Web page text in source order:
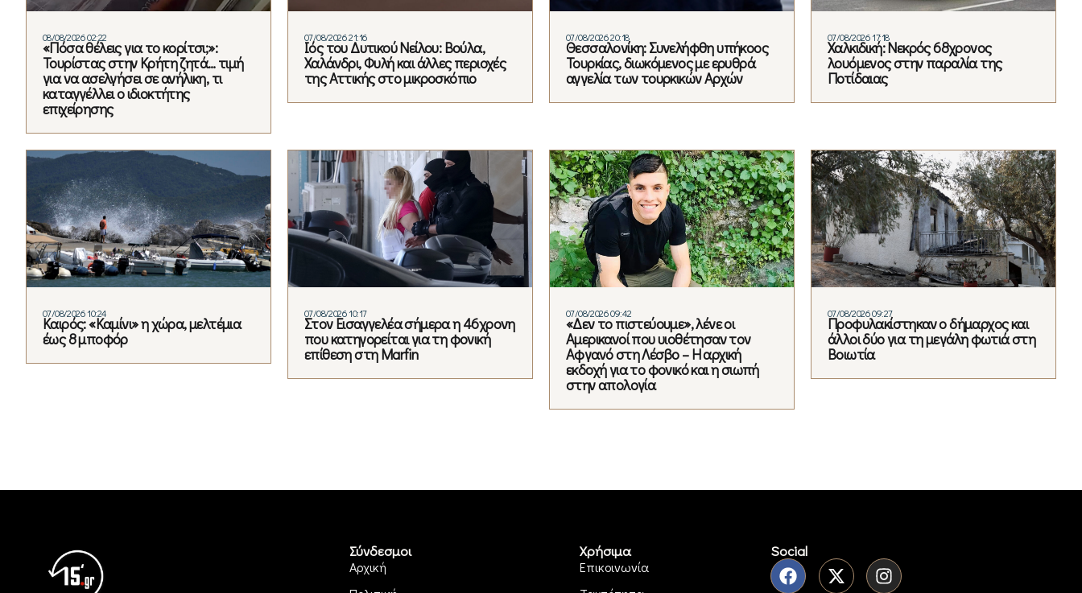
08/08/2026 02:22
«Πόσα θέλεις για το κορίτσι;»:
Τουρίστας στην Κρήτη ζητά… τιμή
για να ασελγήσει σε ανήλικη, τι
καταγγέλλει ο ιδιοκτήτης
επιχείρησης
07/08/2026 21:16
Ιός του Δυτικού Νείλου: Βούλα,
Χαλάνδρι, Φυλή και άλλες περιοχές
της Αττικής στο μικροσκόπιο
07/08/2026 20:18
Θεσσαλονίκη: Συνελήφθη υπήκοος
Τουρκίας, διωκόμενος με ερυθρά
αγγελία των τουρκικών Αρχών
07/08/2026 17:18
Χαλκιδική: Νεκρός 68χρονος
λουόμενος στην παραλία της
Ποτίδαιας
07/08/2026 10:24
Καιρός: «Καμίνι» η χώρα, μελτέμια
έως 8 μποφόρ
07/08/2026 10:17
Στον Εισαγγελέα σήμερα η 46χρονη
που κατηγορείται για τη φονική
επίθεση στη Marfin
07/08/2026 09:42
«Δεν το πιστεύουμε», λένε οι
Αμερικανοί που υιοθέτησαν τον
Αφγανό στη Λέσβο – Η αρχική
εκδοχή για το φονικό και η σιωπή
στην απολογία
07/08/2026 09:27
Προφυλακίστηκαν ο δήμαρχος και
άλλοι δύο για τη μεγάλη φωτιά στη
Βοιωτία
Σύνδεσμοι
Αρχική
Χρήσιμα
Επικοινωνία
Social